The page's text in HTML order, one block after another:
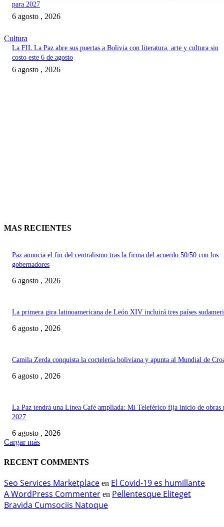
para 2027
6 agosto , 2026
Cultura
La FIL La Paz abre sus puertas a Bolivia con literatura, arte y cultura sin
costo este 6 de agosto
6 agosto , 2026
MAS RECIENTES
Paz anuncia el fin del centralismo tras la firma del acuerdo 50/50 con los
gobernadores
6 agosto , 2026
La primera gira latinoamericana de León XIV incluirá tres países
6 agosto , 2026
Camila Zerda conquista la coctelería boliviana y apunta al Mundial de
6 agosto , 2026
La Paz tendrá una Línea Café ampliada: Mi Teleférico fija inicio de obras
2027
6 agosto , 2026
Cargar más
RECENT COMMENTS
Seo Services Marketplace en El Covid-19 es humillante
A WordPress Commenter en Pellentesque Eliteget
Bravida Cumsociis Natoque